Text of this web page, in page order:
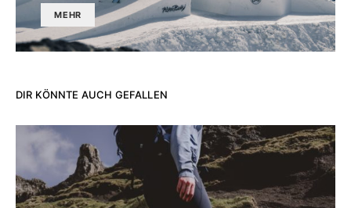
MEHR
DIR KÖNNTE AUCH GEFALLEN